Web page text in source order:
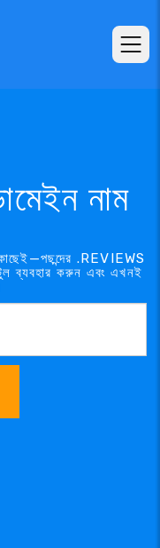
নাম
.REVIEWS
ব্যবহার করুন এবং এখনই